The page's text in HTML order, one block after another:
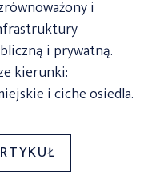
i
i prywatną.
kierunki:
i ciche osiedla.
TRENDY